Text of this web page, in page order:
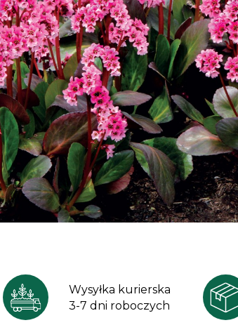
Wysyłka kurierska
3-7 dni roboczych